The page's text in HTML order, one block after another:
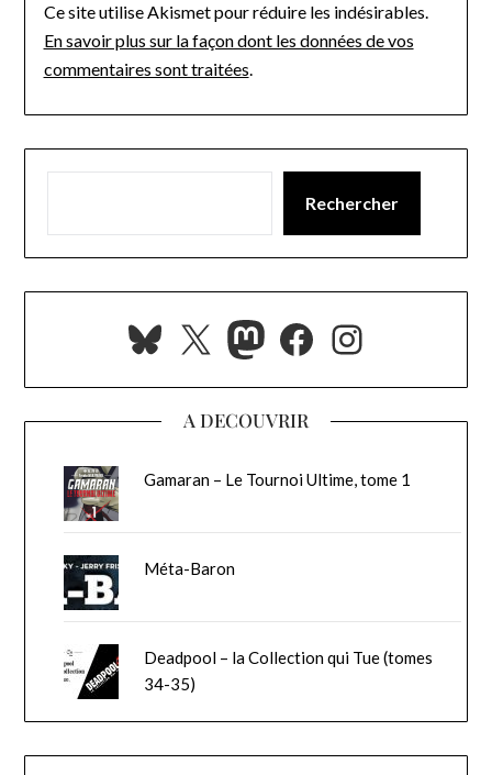
Ce site utilise Akismet pour réduire les indésirables.
En savoir plus sur la façon dont les données de vos
commentaires sont traitées.
Rechercher
Bluesky
X Mastodon
Facebook
A DECOUVRIR
Gamaran – Le Tournoi Ultime, tome 1
Méta-Baron
Deadpool – la Collection qui Tue (tomes
34-35)